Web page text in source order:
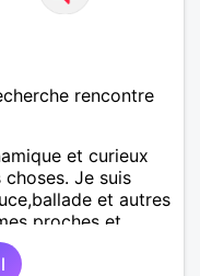
rencontre
et curieux
Je suis
et autres
proches et